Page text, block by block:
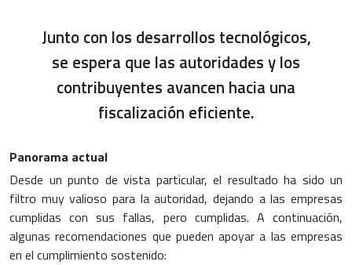
Junto con los desarrollos tecnológicos,
se espera que las autoridades y los
contribuyentes avancen hacia una
fiscalización eficiente.
Panorama actual
Desde un punto de vista particular, el resultado ha sido un
filtro muy valioso para la autoridad, dejando a las empresas
cumplidas con sus fallas, pero cumplidas. A continuación,
algunas recomendaciones que pueden apoyar a las empresas
en el cumplimiento sostenido: